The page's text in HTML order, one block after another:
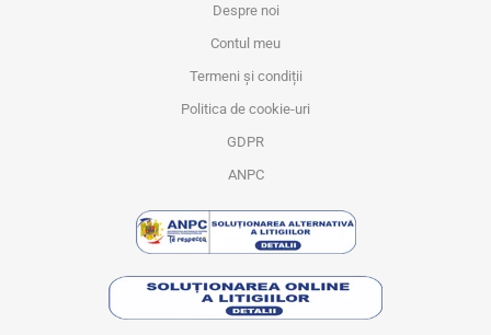
Despre noi
Contul meu
Termeni și condiții
Politica de cookie-uri
GDPR
ANPC